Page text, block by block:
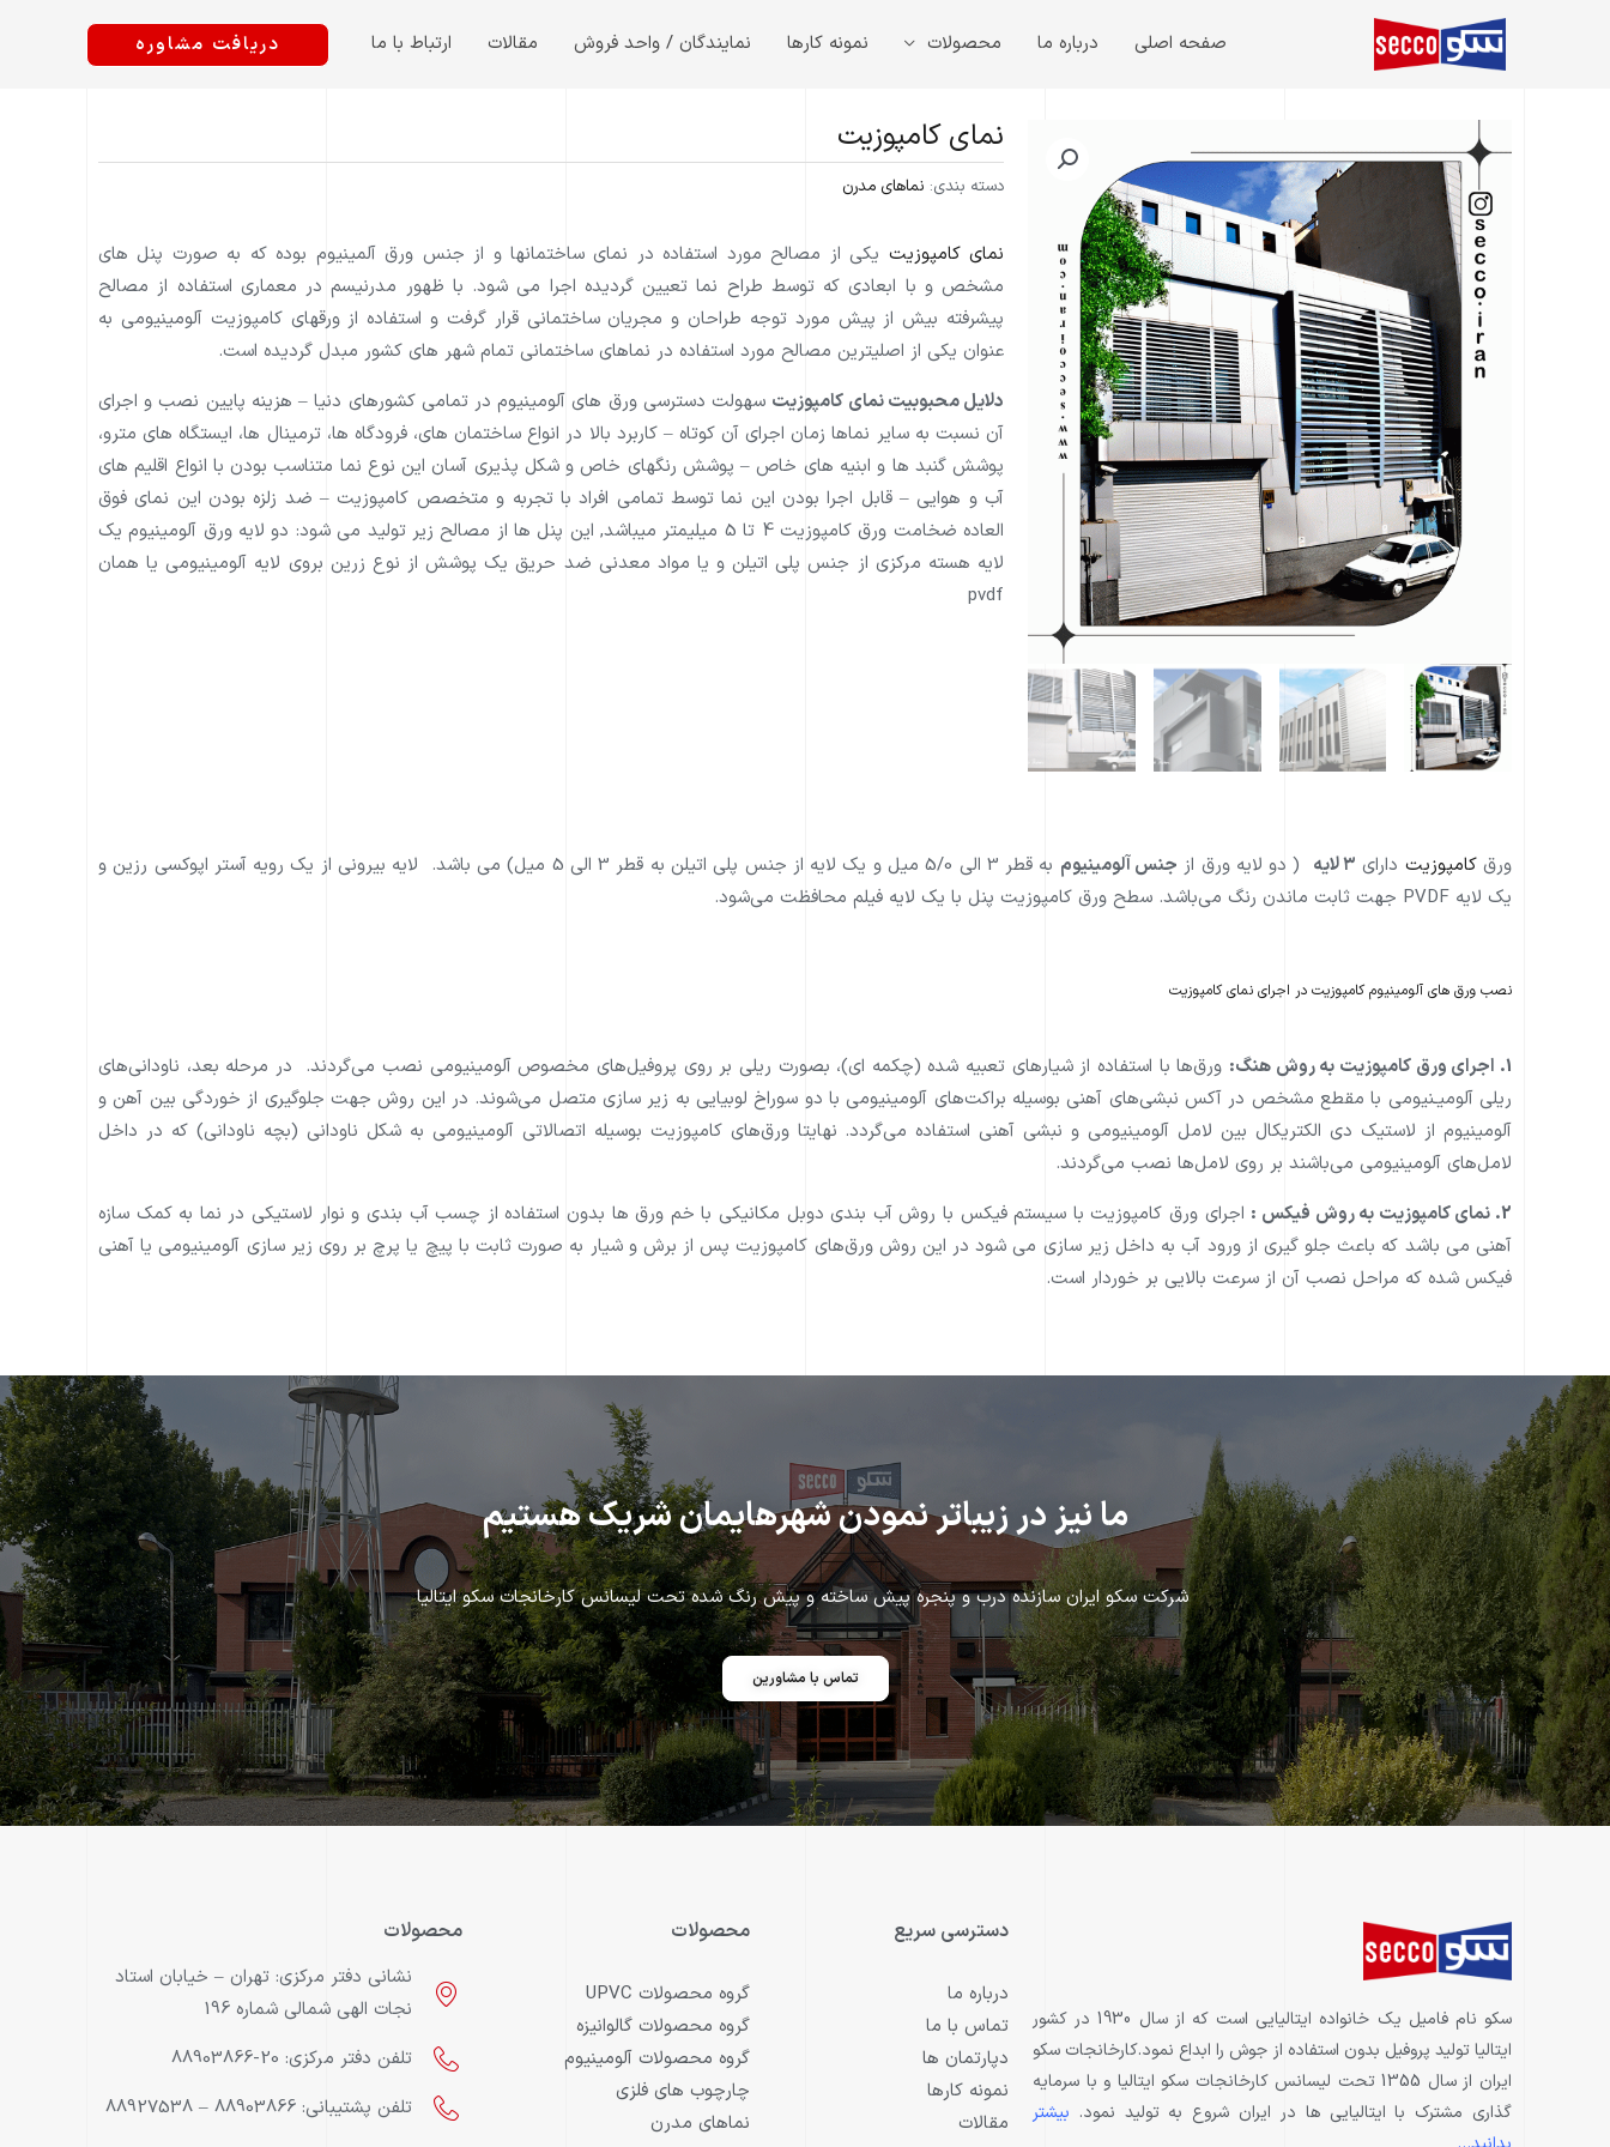
صفحه اصلی درباره ما محصولات نمونه کارها نمایندگان / واحد فروش مقالات ارتباط با ما دریافت مشاوره
نمای کامپوزیت
دسته بندی: نماهای مدرن
نمای کامپوزیت یکی از مصالح مورد استفاده در نمای ساختمانها و از جنس ورق آلمینیوم بوده که به صورت پنل های
مشخص و با ابعادی که توسط طراح نما تعیین گردیده اجرا می شود. با ظهور مدرنیسم در معماری استفاده از مصالح
پیشرفته بیش از پیش مورد توجه طراحان و مجریان ساختمانی قرار گرفت و استفاده از ورقهای کامپوزیت آلومینیومی به
عنوان یکی از اصلیترین مصالح مورد استفاده در نماهای ساختمانی تمام شهر های کشور مبدل گردیده است.
دلایل محبوبیت نمای کامپوزیت سهولت دسترسی ورق های آلومینیوم در تمامی کشورهای دنیا – هزینه پایین نصب و اجرای
آن نسبت به سایر نماها زمان اجرای آن کوتاه – کاربرد بالا در انواع ساختمان های، فرودگاه ها، ترمینال ها، ایستگاه های مترو،
پوشش گنبد ها و ابنیه های خاص – پوشش رنگهای خاص و شکل پذیری آسان این نوع نما متناسب بودن با انواع اقلیم های
آب و هوایی – قابل اجرا بودن این نما توسط تمامی افراد با تجربه و متخصص کامپوزیت – ضد زلزه بودن این نمای فوق
العاده ضخامت ورق کامپوزیت 4 تا 5 میلیمتر میباشد, این پنل ها از مصالح زیر تولید می شود: دو لایه ورق آلومینیوم یک
لایه هسته مرکزی از جنس پلی اتیلن و یا مواد معدنی ضد حریق یک پوشش از نوع زرین بروی لایه آلومینیومی یا همان
pvdf
ورقکامپوزیت دارای ۳ لایه ( دو لایه ورق از جنس آلومینیوم
به قطر 3 الی 5/0 میل و یک لایه از جنس پلی اتیلن به قطر 3 الی 5 میل) می باشد. لایه بیرونی از یک رویه آستر اپوکسی رزین و
یک لایه PVDF جهت ثابت ماندن رنگ می‌باشد. سطح ورق کامپوزیت پنل با یک لایه فیلم محافظت می‌شود.
نصب ورق های آلومینیوم کامپوزیت در اجرای نمای کامپوزیت
1. اجرای ورق کامپوزیت به روش هنگ:
ورق‌ها با استفاده از شيارهای تعبيه شده (چکمه ای)، بصورت ريلی بر روی پروفيل‌های مخصوص آلومينيومی نصب می‌گردند. در مرحله بعد، ناودانی‌های
ريلی آلوميـنيومی با مقطع مشخص در آکس نبشی‌های آهنی بوسيله براکت‌های آلومينيومی با دو سوراخ لوبيايی به زير سازی متصل می‌شوند. در اين روش جهت جلوگيری از خوردگی بين آهن و
آلومينيوم از لاستيک دی الکتريکال بين لامل آلومينيومی و نبشی آهنی استفاده می‌گردد. نهايتا ورق‌های کامپوزيت بوسيله اتصالاتی آلومينيومی به شکل ناودانی (بچه ناودانی) که در داخل
لامل‌های آلومينيومی می‌باشند بر روی لامل‌ها نصب می‌گردند.
2. نمای کامپوزیت به روش فیکس :
اجرای ورق کامپوزیت با سیستم فیکس با روش آب بندی دوبل مکانیکی با خم ورق ها بدون استفاده از چسب آب بندی و نوار لاستیکی در نما به کمک سازه
آهنی می باشد که باعث جلو گیری از ورود آب به داخل زیر سازی می شود در اين روش ورق‌های کامپوزيت پس از برش و شيار به صورت ثابت با پيچ يا پرچ بر روی زير سازی آلومينيومی يا آهنی
فیکس شده که مراحل نصب آن از سرعت بالايی بر خوردار است.
ما نيز در زيباتر نمودن شهرهايمان شريك هستيم
شركت سكو ايران سازنده درب و پنجره پيش ساخته و پيش رنگ شده تحت ليسانس كارخانجات سكو ايتاليا
تماس با مشاورین
سكو نام فاميل يك خانواده ايتاليايي است كه از سال 1930 در كشور
ايتاليا توليد پروفيل بدون استفاده از جوش را ابداع نمود.كارخانجات سكو
ايران از سال 1355 تحت ليسانس كارخانجات سكو ايتاليا و با سرمايه
گذاري مشترك با ايتاليايي ها در ايران شروع به توليد نمود. بیشتر
دسترسی سریع
درباره ما
تماس با ما
دپارتمان ها
نمونه کارها
مقالات
محصولات
گروه محصولات UPVC
گروه محصولات گالوانیزه
گروه محصولات آلومینیوم
چارچوب های فلزی
نماهای مدرن
محصولات
نشانی دفتر مرکزی: تهران – خيابان استاد
نجات الهی شمالی شماره 196
تلفن دفتر مرکزی: 20-88903866
تلفن پشتیبانی: 88903866 – 88927538